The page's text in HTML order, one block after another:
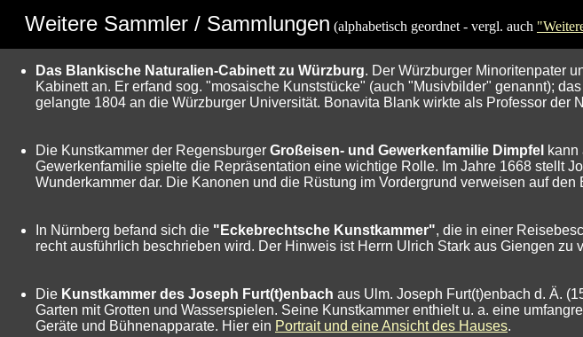
Weitere Sammler / Sammlungen (alphabetisch geordnet - vergl. auch
Das Blankische Naturalien-Cabinett zu Würzburg. Der Würzburger Minoritenpater
Kabinett an. Er erfand sog. "mosaische Kunststücke" (auch "Musivbilder" genannt);
gelangte 1804 an die Würzburger Universität. Bonavita Blank wirkte als Professor
Die Kunstkammer der Regensburger Großeisen- und Gewerkenfamilie Dimpfel kann
Gewerkenfamilie spielte die Repräsentation eine wichtige Rolle. Im Jahre 1668 stellt
Wunderkammer dar. Die Kanonen und die Rüstung im Vordergrund verweisen auf
In Nürnberg befand sich die "Eckebrechtsche Kunstkammer", die in einer
recht ausführlich beschrieben wird. Der Hinweis ist Herrn Ulrich Stark aus Giengen zu
Die Kunstkammer des Joseph Furt(t)enbach aus Ulm. Joseph Furt(t)enbach d. Ä.
Garten mit Grotten und Wasserspielen. Seine Kunstkammer enthielt u. a. eine
Geräte und Bühnenapparate. Hier ein Portrait und eine Ansicht des Hauses.